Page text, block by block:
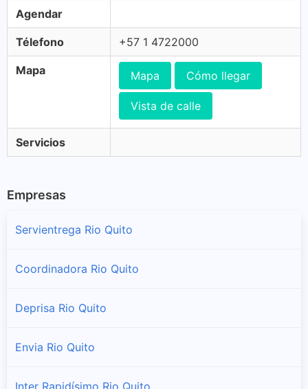
Agendar
Télefono +57 1 4722000
Mapa Mapa Cómo llegar
Vista de calle
Servicios
Empresas
Servientrega Rio Quito
Coordinadora Rio Quito
Deprisa Rio Quito
Envia Rio Quito
Inter Rapidísimo Rio Quito